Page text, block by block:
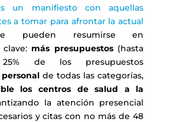
un manifiesto con aquellas
a tomar para afrontar la actual
pueden resumirse en
más presupuestos(hasta
de los presupuestos
personalde todas las categorías,
los centros de salud a la
la atención presencial
y citas con no más de 48